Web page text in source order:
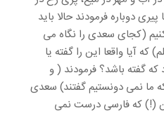
دوباره فرمودند حالا باید
(کجای سعدی را نگاه می
که آیا واقعا این را گفته یا
که گفته باشد؟ فرمودند ( و
نمی دونستیم گفتند) سعدی
(!) که فارسی درست نمی